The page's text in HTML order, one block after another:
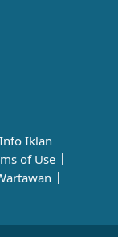
Info Iklan
of Use